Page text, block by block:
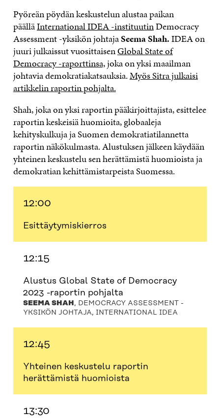
Pyöreän pöydän keskustelun alustaa paikan
päälläInternational IDEA -instituutinDemocracy
Assessment -yksikön johtajaSeema Shah.IDEA on
juuri julkaissut vuosittaisenGlobal State of
Democracy -raporttinsa,joka on yksi maailman
johtavia demokratiakatsauksia.Myös Sitra julkaisi
artikkelin raportin pohjalta.
Shah, joka on yksi raportin pääkirjoittajista, esittelee
raportin keskeisiä huomioita, globaaleja
kehityskulkuja ja Suomen demokratiatilannetta
raportin näkökulmasta. Alustuksen jälkeen käydään
yhteinen keskustelu sen herättämistä huomioista ja
demokratian kehittämistarpeista Suomessa.
12:00
Esittäytymiskierros
12:15
Alustus Global State of Democracy
2023 -raportin pohjalta
SEEMA SHAH, DEMOCRACY ASSESSMENT -
YKSIKÖN JOHTAJA, INTERNATIONAL IDEA
12:45
Yhteinen keskustelu raportin
herättämistä huomioista
13:30